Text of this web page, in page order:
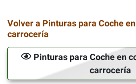
Volver a Pinturas para Coche
carrocería
Pinturas para Coche en
carrocería